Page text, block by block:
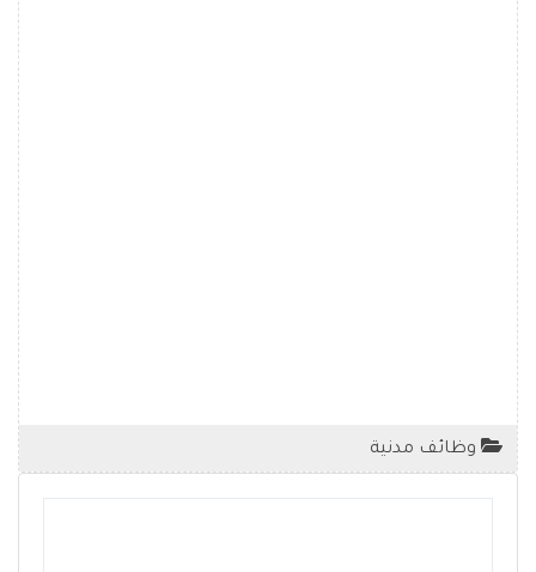
وظائف مدنية